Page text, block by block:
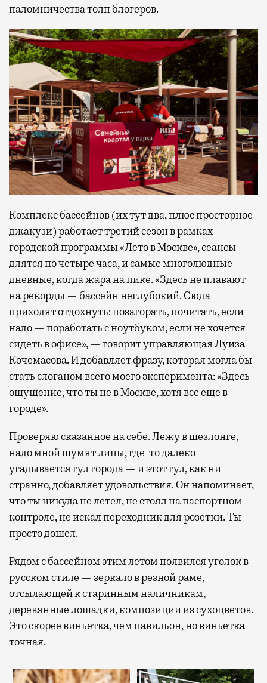
паломничества толп блогеров.
Комплекс бассейнов (их тут два, плюс просторное
джакузи) работает третий сезон в рамках
городской программы «Лето в Москве», сеансы
длятся по четыре часа, и самые многолюдные —
дневные, когда жара на пике. «Здесь не плавают
на рекорды — бассейн неглубокий. Сюда
приходят отдохнуть: позагорать, почитать, если
надо — поработать с ноутбуком, если не хочется
сидеть в офисе», — говорит управляющая Луиза
Кочемасова. И добавляет фразу, которая могла бы
стать слоганом всего моего эксперимента: «Здесь
ощущение, что ты не в Москве, хотя все еще в
городе».
Проверяю сказанное на себе. Лежу в шезлонге,
надо мной шумят липы, где-то далеко
угадывается гул города — и этот гул, как ни
странно, добавляет удовольствия. Он напоминает,
что ты никуда не летел, не стоял на паспортном
контроле, не искал переходник для розетки. Ты
просто дошел.
Рядом с бассейном этим летом появился уголок в
русском стиле — зеркало в резной раме,
отсылающей к старинным наличникам,
деревянные лошадки, композиции из сухоцветов.
Это скорее виньетка, чем павильон, но виньетка
точная.